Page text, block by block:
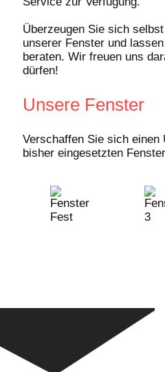
Überzeugen Sie sich
unserer Fenster und
beraten. Wir freuen uns
dürfen!
Unsere Fenster
Verschaffen Sie sich einen
bisher eingesetzten